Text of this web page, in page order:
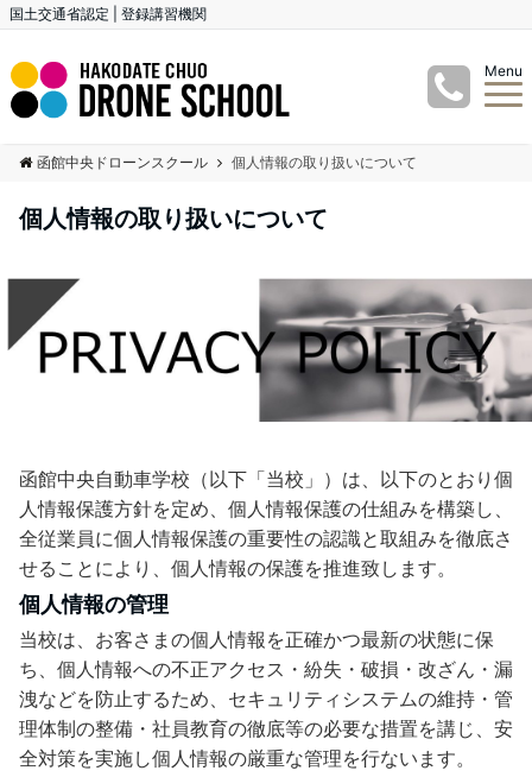
国土交通省認定 | 登録講習機関
Menu
函館中央ドローンスクール 個人情報の取り扱いについて
個人情報の取り扱いについて
函館中央自動車学校（以下「当校」）は、以下のとおり個
人情報保護方針を定め、個人情報保護の仕組みを構築し、
全従業員に個人情報保護の重要性の認識と取組みを徹底さ
せることにより、個人情報の保護を推進致します。
個人情報の管理
当校は、お客さまの個人情報を正確かつ最新の状態に保
ち、個人情報への不正アクセス・紛失・破損・改ざん・漏
洩などを防止するため、セキュリティシステムの維持・管
理体制の整備・社員教育の徹底等の必要な措置を講じ、安
全対策を実施し個人情報の厳重な管理を行ないます。